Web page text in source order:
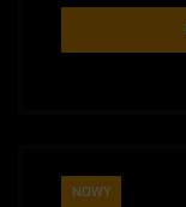
NOWY